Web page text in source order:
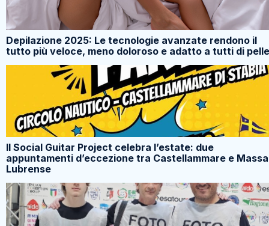
Depilazione 2025: Le tecnologie avanzate rendono il
tutto più veloce, meno doloroso e adatto a tutti di pelle
Il Social Guitar Project celebra l’estate: due
appuntamenti d’eccezione tra Castellammare e Massa
Lubrense